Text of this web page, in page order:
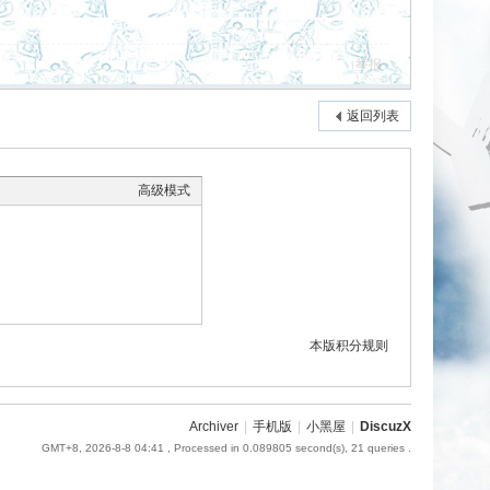
举报
返回列表
高级模式
本版积分规则
Archiver 手机版 小黑屋 DiscuzX
GMT+8, 2026-8-8 04:41 , Processed in 0.089805 second(s), 21 queries .